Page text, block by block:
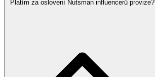
Platím za oslovení Nutsman influencerů provize?